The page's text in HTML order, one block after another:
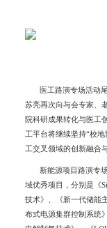
医工路演专场活动尾
苏亮再次向与会专家、
院科研成果转化与医工
工平台将继续坚持“校
工交叉领域的创新融合
新能源项目路演专场
域优秀项目，分别是《
技术》、《新一代储能
布式电源集群控制系统